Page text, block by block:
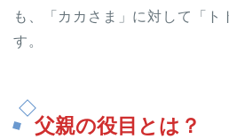
も、「カカさま」に対して「ト
す。
父親の役目とは？